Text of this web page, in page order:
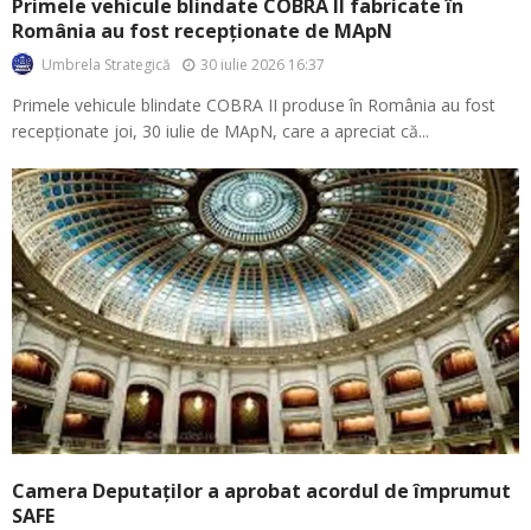
Primele vehicule blindate COBRA II fabricate în
România au fost recepționate de MApN
Umbrela Strategică 30 iulie 2026 16:37
Primele vehicule blindate COBRA II produse în România au fost
recepționate joi, 30 iulie de MApN, care a apreciat că...
Camera Deputaților a aprobat acordul de împrumut
SAFE